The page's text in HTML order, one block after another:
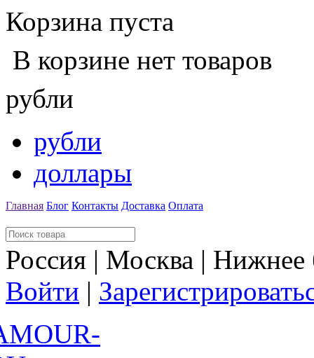
Корзина пуста
В корзине нет товаров
рубли
рубли
доллары
Главная Блог Контакты Доставка Оплата
Россия | Москва |
Войти |